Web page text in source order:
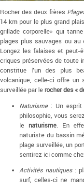
Rocher des deux frères
14 km pour le plus grand
grillade corporelle» qui
plages plus sauvages ou
Longez les falaises et peut-
criques préservées de toute
constitue l’un des plus
volcanique, celle-ci offre un
surveillée par le rocher des «
Naturisme: Un esprit
philosophie, vous
le naturisme. En
naturiste du bassin
plage surveillée, un
sentirez ici comme
Activités nautiques:
surf, celles-ci ne